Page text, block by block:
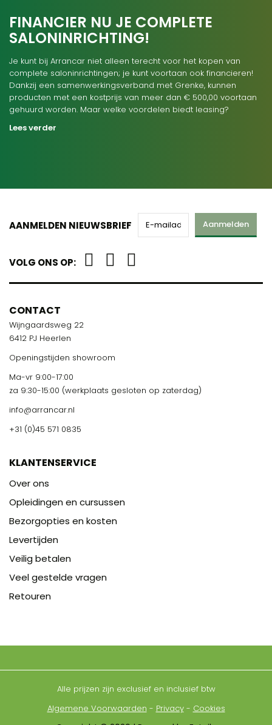
FINANCIER NU JE COMPLETE
SALONINRICHTING!
Je kunt bij Arrancar niet alleen terecht voor het kopen van
complete saloninrichtingen; je kunt voortaan ook financieren!
Dankzij een samenwerkingsverband met Grenke, kunnen
producten met een kostprijs van meer dan € 500,00 voortaan
gehuurd worden. Maar welke voordelen biedt leasing?
Lees verder
AANMELDEN NIEUWSBRIEF Aanmelden
VOLG ONS OP:
CONTACT
Wijngaardsweg 22
6412 PJ Heerlen
Openingstijden showroom
Ma-vr 9:00-17:00
za 9:30-15:00 (werkplaats gesloten op zaterdag)
info@arrancar.nl
+31 (0)45 571 0835
KLANTENSERVICE
Over ons
Opleidingen en cursussen
Bezorgopties en kosten
Levertijden
Veilig betalen
Veel gestelde vragen
Retouren
Alle prijzen zijn exclusief en inclusief btw
Algemene Voorwaarden - Privacy- Cookies